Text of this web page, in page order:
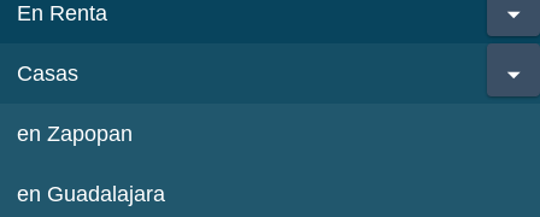
En Renta
Casas
en Zapopan
en Guadalajara